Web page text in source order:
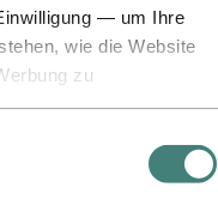
— um Ihre
wie die Website
zu
Werbezwecke
die Informationen,